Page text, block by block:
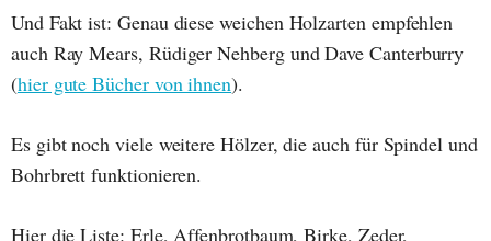
Und Fakt ist: Genau diese weichen Holzarten empfehlen
auch Ray Mears, Rüdiger Nehberg und Dave Canterburry
(hier gute Bücher von ihnen).
Es gibt noch viele weitere Hölzer, die auch für Spindel und
Bohrbrett funktionieren.
Hier die Liste: Erle, Affenbrotbaum, Birke, Zeder,